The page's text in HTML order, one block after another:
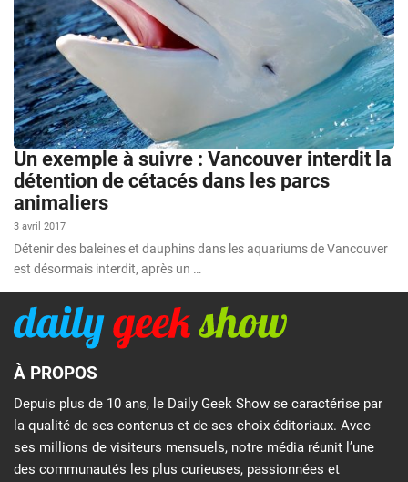
Un exemple à suivre : Vancouver interdit la
détention de cétacés dans les parcs
animaliers
3 avril 2017
Détenir des baleines et dauphins dans les aquariums de Vancouver
est désormais interdit, après un …
À PROPOS
Depuis plus de 10 ans, le Daily Geek Show se caractérise par
la qualité de ses contenus et de ses choix éditoriaux. Avec
ses millions de visiteurs mensuels, notre média réunit l’une
des communautés les plus curieuses, passionnées et